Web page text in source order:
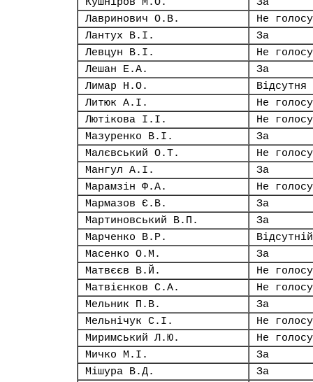
Лавринович О.В.
Не
Лантух В.І.
За
Левцун В.І.
Не
Лешан Е.А.
За
Лимар Н.О.
Відсутня
Литюк А.І.
Не
Лютікова І.І.
Не
Мазуренко В.І.
За
Малєвський О.Т.
Не
Мангул А.І.
За
Марамзін Ф.А.
Не
Мармазов Є.В.
За
Мартиновський В.П.
За
Марченко В.Р.
Відсутній
Масенко О.М.
За
Матвєєв В.Й.
Не
Матвієнков С.А.
Не
Мельник П.В.
За
Мельнічук С.І.
Не
Миримський Л.Ю.
Не
Мичко М.І.
За
Мішура В.Д.
За